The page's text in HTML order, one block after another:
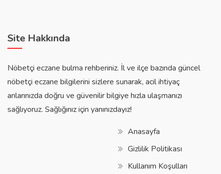
Site Hakkında
Nöbetçi eczane bulma rehberiniz. İl ve ilçe bazında güncel
nöbetçi eczane bilgilerini sizlere sunarak, acil ihtiyaç
anlarınızda doğru ve güvenilir bilgiye hızla ulaşmanızı
sağlıyoruz. Sağlığınız için yanınızdayız!
Anasayfa
Gizlilik Politikası
Kullanım Koşulları